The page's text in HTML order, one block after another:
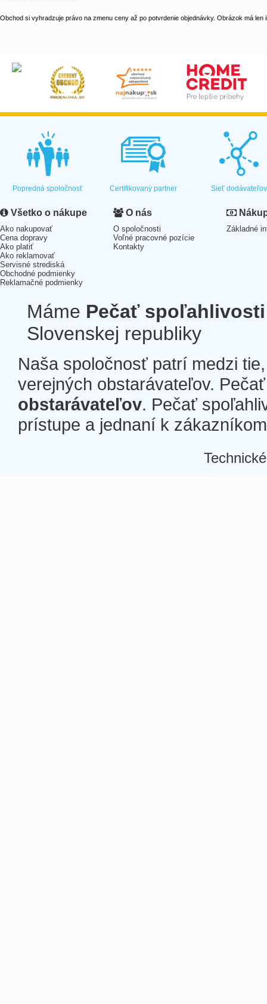
Obchod si vyhradzuje právo na zmenu ceny až po potvrdenie objednávky. Obrázok má len
Popredná spoločnosť Certifikovaný partner Sieť dodávateľov
Všetko o nákupe
Ako nakupovať
Cena dopravy
Ako platiť
Ako reklamovať
Servisné strediská
Obchodné podmienky
Reklamačné podmienky
O nás
O spoločnosti
Voľné pracovné pozície
Kontakty
Základné
Máme Pečať spoľahlivosti
Slovenskej republiky
Naša spoločnosť patrí medzi
verejných obstarávateľov.
obstarávateľov. Pečať
prístupe a jednaní k